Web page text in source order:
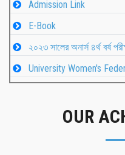
Admission Link
E-Book
২০২৩ সালের অনার্স ৪র্থ বর্ষ
University Women's
OUR